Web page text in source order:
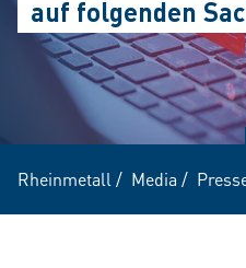
auf folgenden
Rheinmetall / Media /